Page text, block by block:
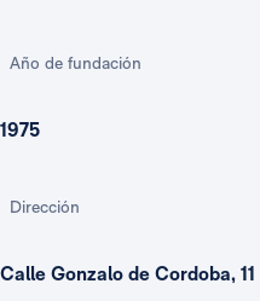
Año de fundación
1975
Dirección
Calle Gonzalo de Cordoba, 11